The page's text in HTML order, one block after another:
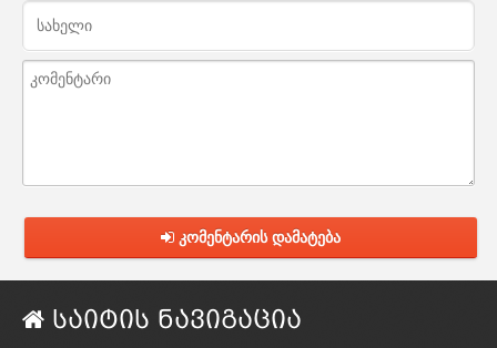
კომენტარის დამატება
საიტის ნავიგაცია